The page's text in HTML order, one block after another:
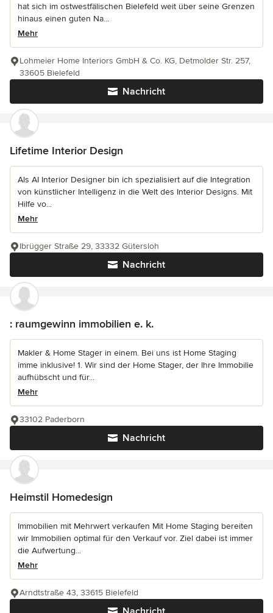
hat sich im ostwestfälischen Bielefeld weit über seine Grenzen
hinaus einen guten Na...
Mehr
Nachricht
Lohmeier Home Interiors GmbH & Co. KG, Detmolder Str. 257,
33605 Bielefeld
Lifetime Interior Design
Als AI Interior Designer bin ich spezialisiert auf die Integration
von künstlicher Intelligenz in die Welt des Interior Designs. Mit
Hilfe vo...
Mehr
Nachricht
Ibrügger Straße 29, 33332 Gütersloh
: raumgewinn immobilien e. k.
Makler & Home Stager in einem. Bei uns ist Home Staging
imme inklusive! 1. Wir sind der Home Stager, der Ihre Immobilie
aufhübscht und für...
Mehr
Nachricht
33102 Paderborn
Heimstil Homedesign
Immobilien mit Mehrwert verkaufen Mit Home Staging bereiten
wir Immobilien optimal für den Verkauf vor. Ziel dabei ist immer
die Aufwertung...
Mehr
Arndtstraße 43, 33615 Bielefeld